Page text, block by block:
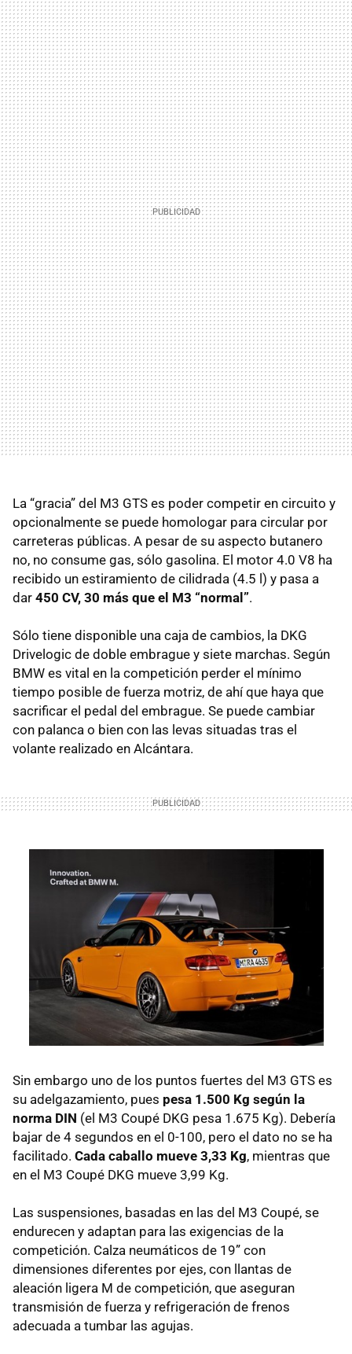
La “gracia” del M3 GTS es poder competir en circuito y
opcionalmente se puede homologar para circular por
carreteras públicas. A pesar de su aspecto butanero
no, no consume gas, sólo gasolina. El motor 4.0 V8 ha
recibido un estiramiento de cilidrada (4.5 l) y pasa a
dar 450 CV, 30 más que el M3 “normal”.
Sólo tiene disponible una caja de cambios, la DKG
Drivelogic de doble embrague y siete marchas. Según
BMW es vital en la competición perder el mínimo
tiempo posible de fuerza motriz, de ahí que haya que
sacrificar el pedal del embrague. Se puede cambiar
con palanca o bien con las levas situadas tras el
volante realizado en Alcántara.
Sin embargo uno de los puntos fuertes del M3 GTS es
su adelgazamiento, pues pesa 1.500 Kg según la
norma DIN (el M3 Coupé DKG pesa 1.675 Kg). Debería
bajar de 4 segundos en el 0-100, pero el dato no se ha
facilitado. Cada caballo mueve 3,33 Kg, mientras que
en el M3 Coupé DKG mueve 3,99 Kg.
Las suspensiones, basadas en las del M3 Coupé, se
endurecen y adaptan para las exigencias de la
competición. Calza neumáticos de 19” con
dimensiones diferentes por ejes, con llantas de
aleación ligera M de competición, que aseguran
transmisión de fuerza y refrigeración de frenos
adecuada a tumbar las agujas.